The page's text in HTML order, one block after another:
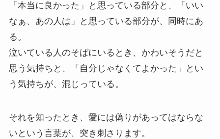
「本当に良かった」と思っている部分と、「いい
なぁ、あの人は」と思っている部分が、同時にあ
る。
泣いている人のそばにいるとき、かわいそうだと
思う気持ちと、「自分じゃなくてよかった」とい
う気持ちが、混じっている。
それを知ったとき、愛には偽りがあってはならな
いという言葉が、突き刺さります。